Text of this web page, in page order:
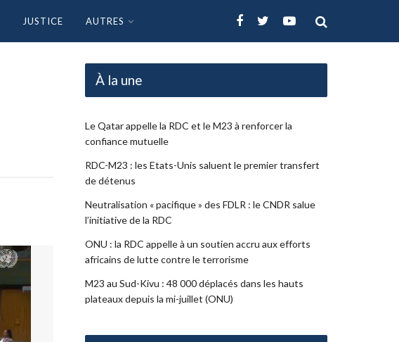
JUSTICE AUTRES
À la une
Le Qatar appelle la RDC et le M23 à renforcer la
confiance mutuelle
RDC-M23 : les Etats-Unis saluent le premier transfert
de détenus
Neutralisation « pacifique » des FDLR : le CNDR salue
l’initiative de la RDC
ONU : la RDC appelle à un soutien accru aux efforts
africains de lutte contre le terrorisme
M23 au Sud-Kivu : 48 000 déplacés dans les hauts
plateaux depuis la mi-juillet (ONU)